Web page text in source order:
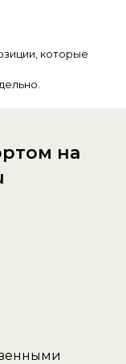
которые
на